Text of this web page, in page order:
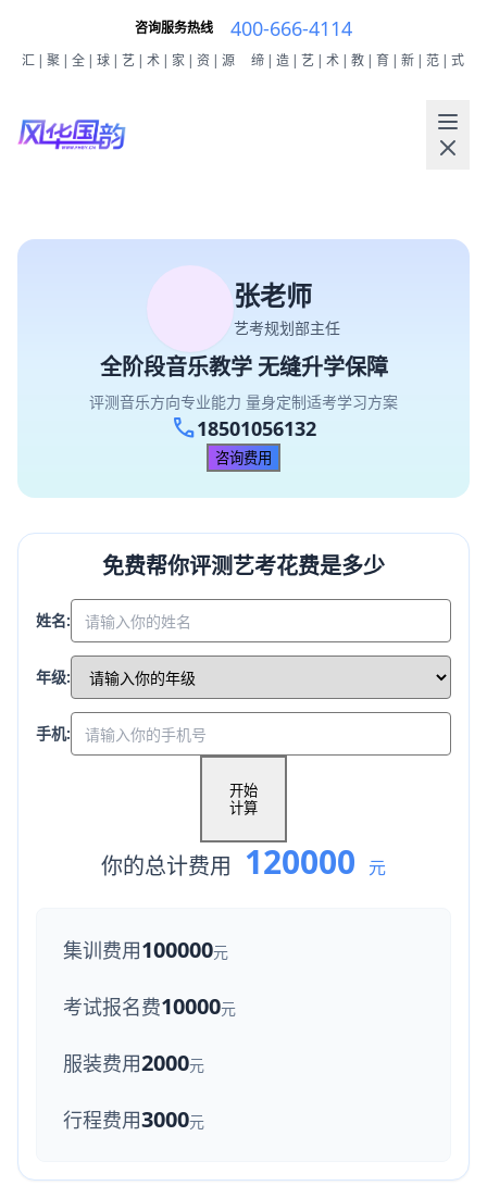
咨询服务热线 400-666-4114
汇|聚|全|球|艺|术|家|资|源 缔|造|艺|术|教|育|新|范|式
张老师
艺考规划部主任
全阶段音乐教学 无缝升学保障
评测音乐方向专业能力 量身定制适考学习方案
call18501056132
咨询费用
免费帮你评测艺考花费是多少
姓名:
年级:
手机:
开始
你的总计费用 120000 元
集训费用 100000元
考试报名费 10000元
服装费用2000元
行程费用3000元